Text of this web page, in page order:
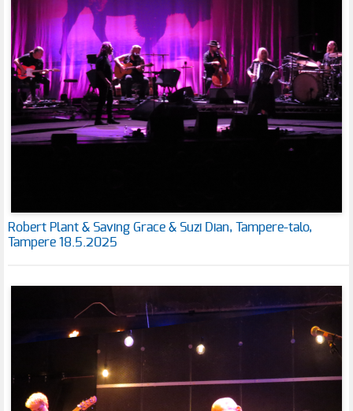
Robert Plant & Saving Grace & Suzi Dian, Tampere-talo,
Tampere 18.5.2025